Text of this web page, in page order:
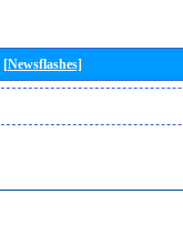
[Newsflashes]